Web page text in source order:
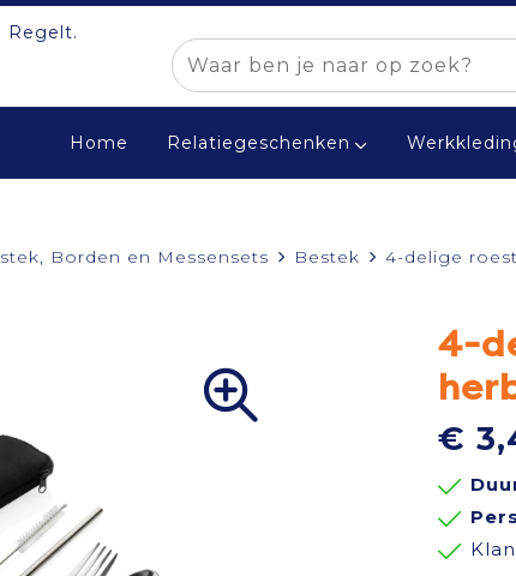
Regelt.
Home Relatiegeschenken
Borden en Messensets Bestek 4-delige
4-
€